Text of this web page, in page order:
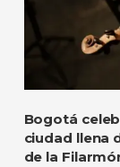
Bogotá
ciudad llena
de la